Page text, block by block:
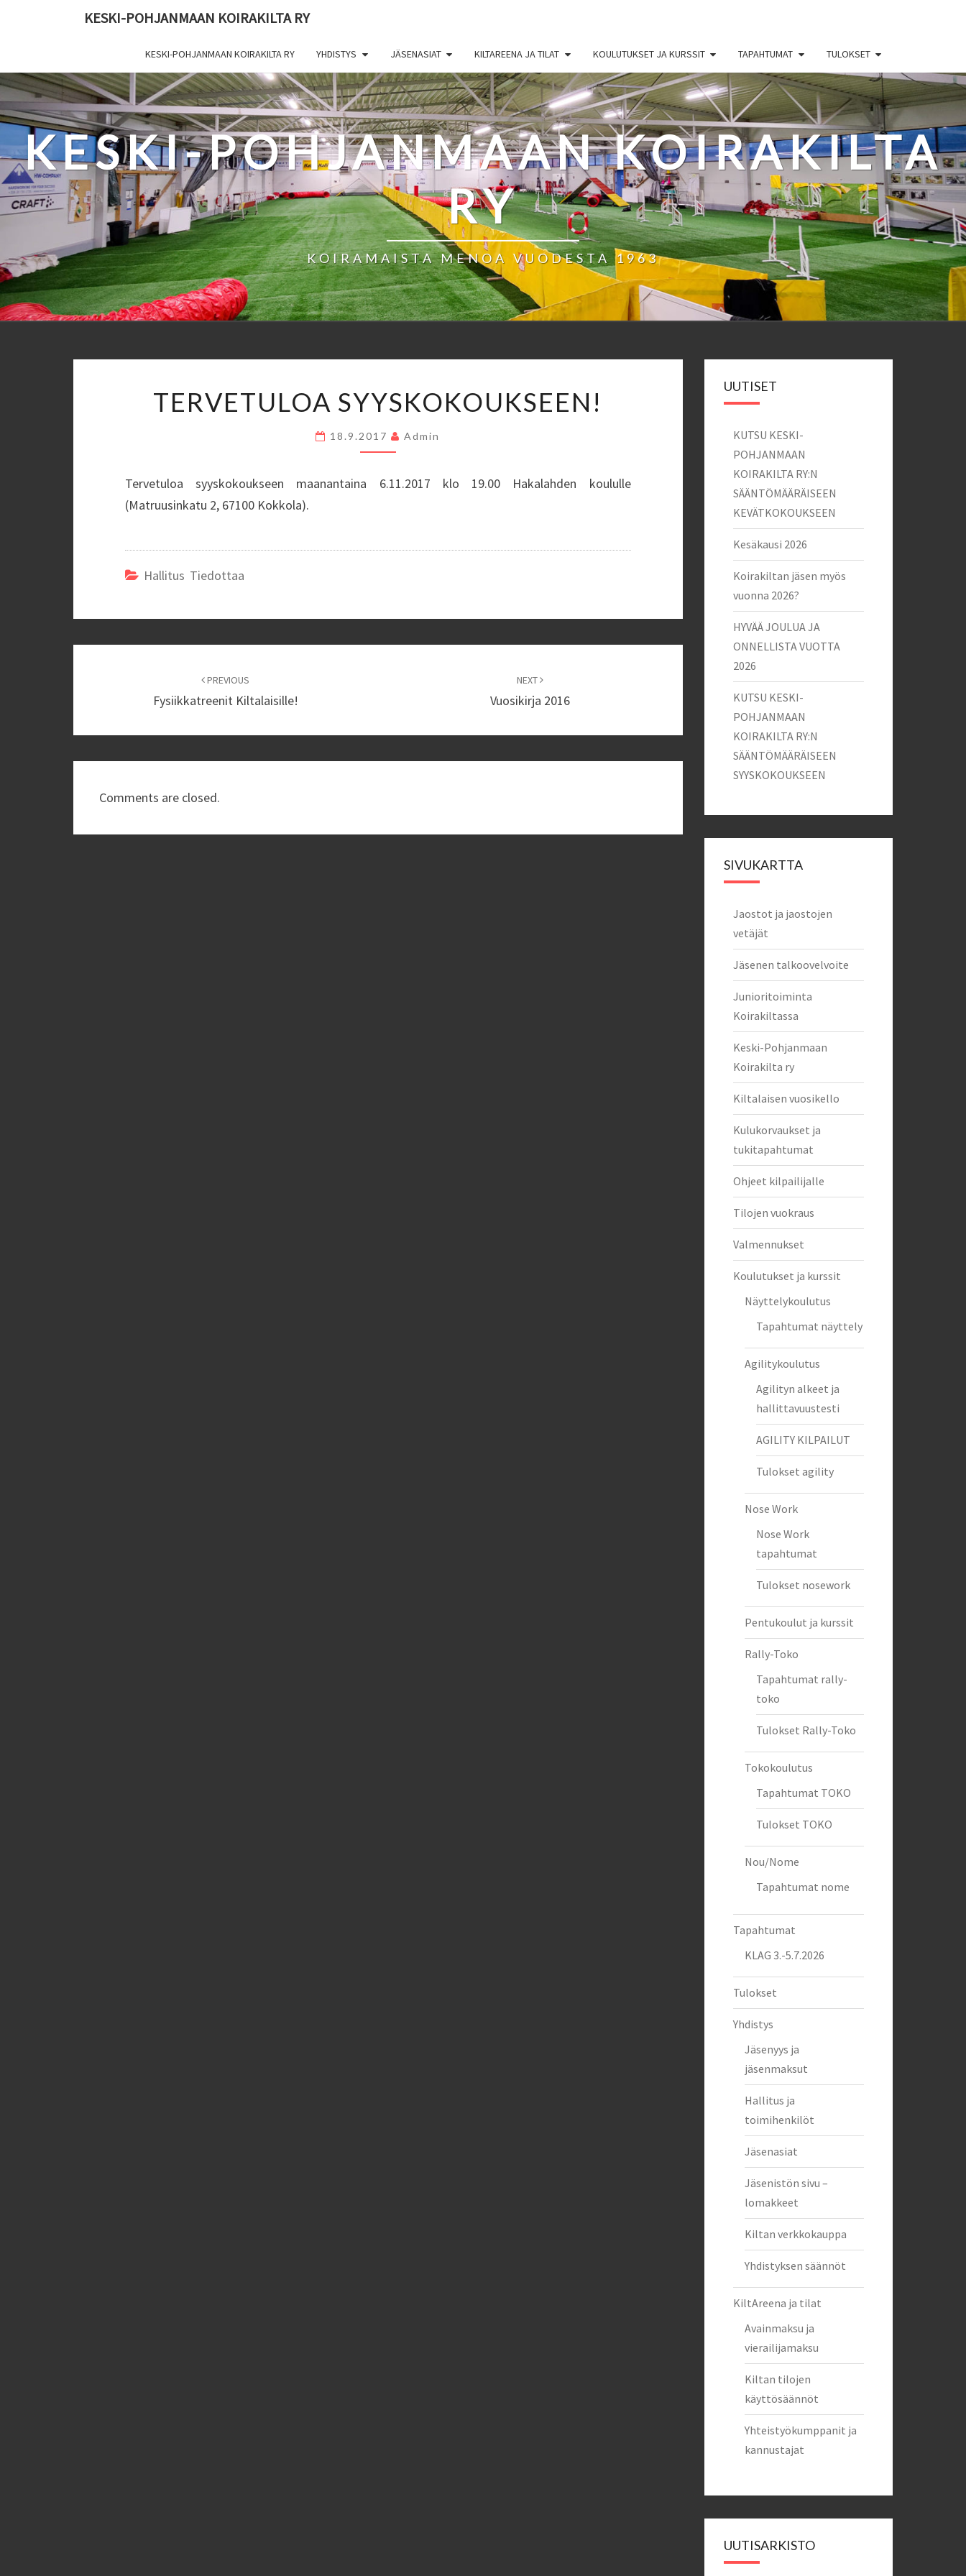
KESKI-POHJANMAAN KOIRAKILTA RY
KESKI-POHJANMAAN KOIRAKILTA RY YHDISTYS JÄSENASIAT KILTAREENA JA TILAT KOULUTUKSET JA KURSSIT TAPAHTUMAT TULOKSET
KESKI-POHJANMAAN KOIRAKILTA
RY
KOIRAMAISTA MENOA VUODESTA 1963
SYYSKOKOUKSEEN!
TERVETULOA SYYSKOKOUKSEEN!
18.9.2017 Admin
Tervetuloa syyskokoukseen maanantaina 6.11.2017 klo 19.00 Hakalahden koululle
(Matruusinkatu 2, 67100 Kokkola).
Hallitus Tiedottaa
PREVIOUS
Fysiikkatreenit Kiltalaisille!
NEXT
Vuosikirja 2016
Comments are closed.
UUTISET
KUTSU KESKI-
POHJANMAAN
KOIRAKILTA RY:N
SÄÄNTÖMÄÄRÄISEEN
KEVÄTKOKOUKSEEN
Kesäkausi 2026
Koirakiltan jäsen myös
vuonna 2026?
HYVÄÄ JOULUA JA
ONNELLISTA VUOTTA
2026
KUTSU KESKI-
POHJANMAAN
KOIRAKILTA RY:N
SÄÄNTÖMÄÄRÄISEEN
SYYSKOKOUKSEEN
SIVUKARTTA
Jaostot ja jaostojen
vetäjät
Jäsenen talkoovelvoite
Junioritoiminta
Koirakiltassa
Keski-Pohjanmaan
Koirakilta ry
Kiltalaisen vuosikello
Kulukorvaukset ja
tukitapahtumat
Ohjeet kilpailijalle
Tilojen vuokraus
Valmennukset
Koulutukset ja kurssit
Näyttelykoulutus
Tapahtumat näyttely
Agilitykoulutus
Agilityn alkeet ja
hallittavuustesti
AGILITY KILPAILUT
Tulokset agility
Nose Work
Nose Work
tapahtumat
Tulokset nosework
Pentukoulut ja kurssit
Rally-Toko
Tapahtumat rally-
toko
Tulokset Rally-Toko
Tokokoulutus
Tapahtumat TOKO
Tulokset TOKO
Nou/Nome
Tapahtumat nome
Tapahtumat
KLAG 3.-5.7.2026
Tulokset
Yhdistys
Jäsenyys ja
jäsenmaksut
Hallitus ja
toimihenkilöt
Jäsenasiat
Jäsenistön sivu –
lomakkeet
Kiltan verkkokauppa
Yhdistyksen säännöt
KiltAreena ja tilat
Avainmaksu ja
vierailijamaksu
Kiltan tilojen
käyttösäännöt
Yhteistyökumppanit ja
kannustajat
UUTISARKISTO